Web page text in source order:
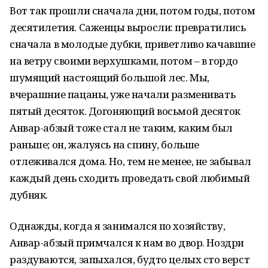
Вот так прошли сначала дни, потом годы, потом
десятилетия. Саженцы выросли: превратились
сначала в молодые дубки, приветливо качавшие
на ветру своими верхушками, потом – в гордо
шумящий настоящий большой лес. Мы,
вчерашние пацаны, уже начали разменивать
пятый десяток. Догоняющий восьмой десяток
Анвар-абзый тоже стал не таким, каким был
раньше; он, жалуясь на спину, больше
отлеживался дома. Но, тем не менее, не забывал
каждый день сходить проведать свой любимый
дубняк.
Однажды, когда я занимался по хозяйству,
Анвар-абзый примчался к нам во двор. Ноздри
раздуваются, запыхался, будто целых сто верст